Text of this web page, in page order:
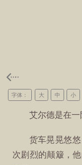
字体： 大 中 小
艾尔德是在一
货车晃晃悠
次剧烈的颠簸，